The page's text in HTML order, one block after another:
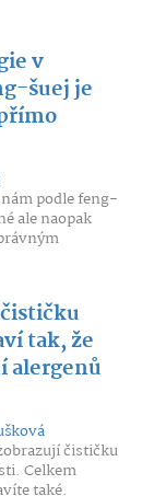
v
šuej je
podle feng-
ale naopak
tak, že
alergenů
čističku
Celkem
také.